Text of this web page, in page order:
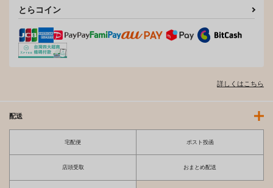
とらコイン
詳しくはこちら
配送
宅配便 ポスト投函
店頭受取 おまとめ配送